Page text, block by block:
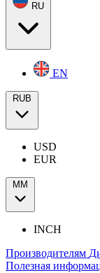
RU
EN
RUB
USD
EUR
ММ
INCH
Производителям
Полезная